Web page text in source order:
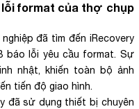
lỗi format của thợ chụp
đã tìm đến iRecovery
báo lỗi yêu cầu format. Sự
nhật, khiến toàn bộ ảnh
tiến độ giao hình.
đã sử dụng thiết bị chuyên